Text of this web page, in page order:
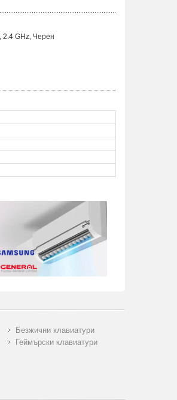
2.4 GHz, Черен
Безжични клавиатури
Геймърски клавиатури